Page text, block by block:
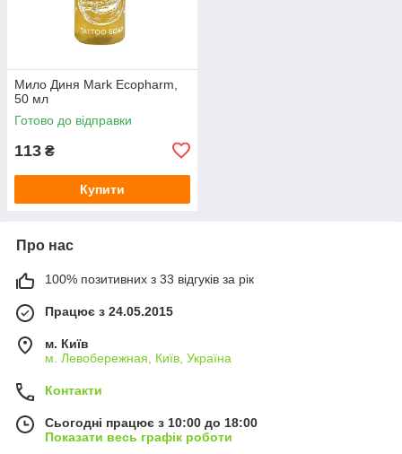
Мило Диня Mark Ecopharm,
50 мл
Готово до відправки
113 ₴
Купити
Про нас
100% позитивних з 33 відгуків за рік
Працює з 24.05.2015
м. Київ
м. Левобережная, Київ, Україна
Контакти
Сьогодні працює з 10:00 до 18:00
Показати весь графік роботи